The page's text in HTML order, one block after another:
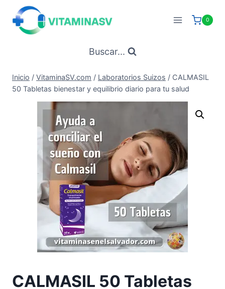
Saltar
contenido
0
Buscar...
Inicio / VitaminaSV.com / Laboratorios Suizos / CALMASIL
50 Tabletas bienestar y equilibrio diario para tu salud
CALMASIL 50 Tabletas